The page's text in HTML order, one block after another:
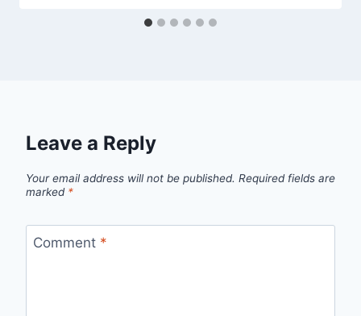
Leave a Reply
Your email address will not be published. Required fields are
marked *
Comment *